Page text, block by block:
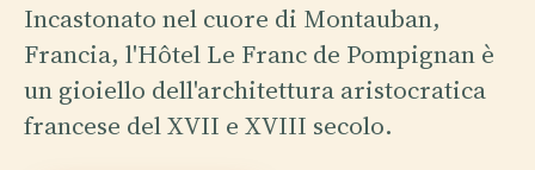
Incastonato nel cuore di Montauban,
Francia, l'Hôtel Le Franc de Pompignan è
un gioiello dell'architettura aristocratica
francese del XVII e XVIII secolo.